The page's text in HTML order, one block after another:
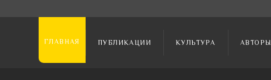
ГЛАВНАЯ ПУБЛИКАЦИИ КУЛЬТУРА АВТОРЫ